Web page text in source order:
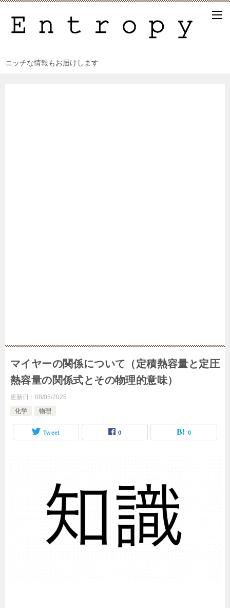
ニッチな情報もお届けします
マイヤーの関係について（定積熱容量と定圧
熱容量の関係式とその物理的意味）
更新日： 08/05/2025
化学
物理
Tweet 0 0